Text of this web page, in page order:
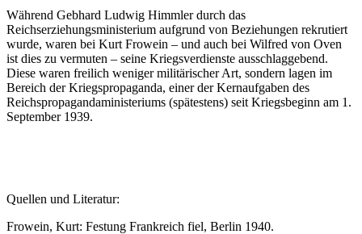
Während Gebhard Ludwig Himmler durch das
Reichserziehungsministerium aufgrund von Beziehungen rekrutiert
wurde, waren bei Kurt Frowein – und auch bei Wilfred von Oven
ist dies zu vermuten – seine Kriegsverdienste ausschlaggebend.
Diese waren freilich weniger militärischer Art, sondern lagen im
Bereich der Kriegspropaganda, einer der Kernaufgaben des
Reichspropagandaministeriums (spätestens) seit Kriegsbeginn am 1.
September 1939.
Quellen und Literatur:
Frowein, Kurt: Festung Frankreich fiel, Berlin 1940.